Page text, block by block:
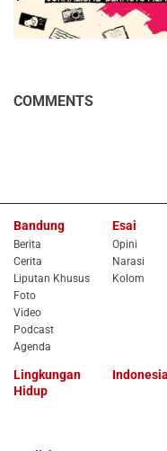
COMMENTS
Bandung
Berita
Cerita
Liputan Khusus
Foto
Video
Podcast
Agenda
Esai
Opini
Narasi
Kolom
Lingkungan
Hidup
Indonesia